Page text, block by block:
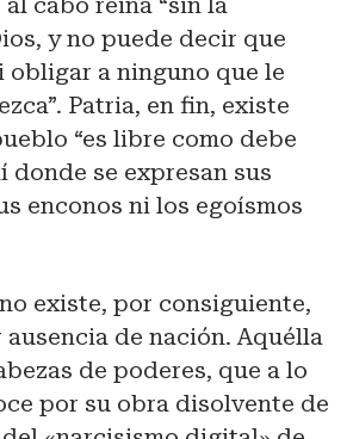
y no puede decir que
obligar a ninguno que le
Patria, en fin, existe
“es libre como debe
donde se expresan sus
enconos ni los egoísmos
existe, por consiguiente,
de nación. Aquélla
de poderes, que a lo
por su obra disolvente de